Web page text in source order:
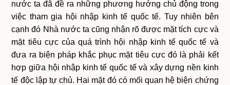
nước ta đã đề ra những phương hướng chủ động trong
việc tham gia hội nhập kinh tế quốc tế. Tuy nhiên bên
cạnh đó Nhà nước ta cũng nhận rõ được mặt tích cực và
mặt tiêu cực của quá trình hội nhập kinh tế quốc tế và
đưa ra biện pháp khắc phục mặt tiêu cực đó là phải kết
hợp giữa hội nhập kinh tế quốc tế và xây dựng nền kinh
tế độc lập tự chủ. Hai mặt đó có mối quan hệ biện chứng